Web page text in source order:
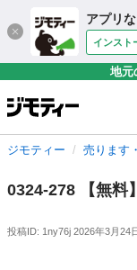
アプリ
インスト
地元
ジモティー 売ります
0324-278 【無料
投稿ID: 1ny76j 2026年3月24